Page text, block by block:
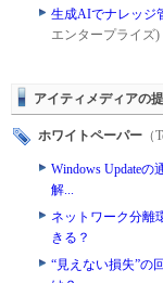
生成AIでナレッジ
エンタープライズ)
アイティメディアの
ホワイトペーパー
Windows Update
解...
ネットワーク分
きる？
“見えない損失”